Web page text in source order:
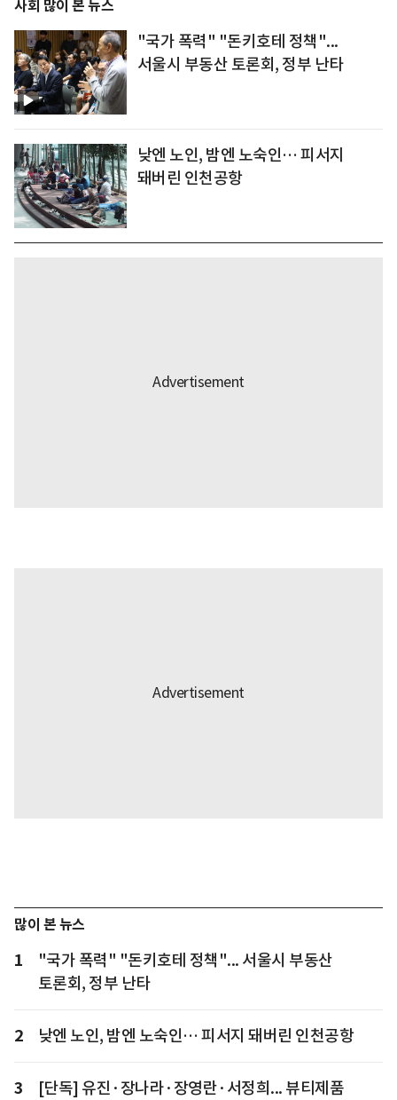
사회 많이 본 뉴스
"국가 폭력" "돈키호테 정책"...
서울시 부동산 토론회, 정부 난타
낮엔 노인, 밤엔 노숙인… 피서지
돼버린 인천공항
많이 본 뉴스
1
"국가 폭력" "돈키호테 정책"... 서울시 부동산
토론회, 정부 난타
2 낮엔 노인, 밤엔 노숙인… 피서지 돼버린 인천공항
3
[단독] 유진·장나라·장영란·서정희... 뷰티제품